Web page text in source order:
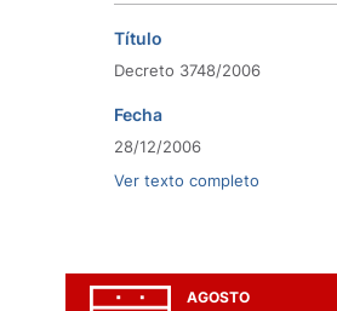
Título
Decreto 3748/2006
Fecha
28/12/2006
Ver texto completo
AGOSTO